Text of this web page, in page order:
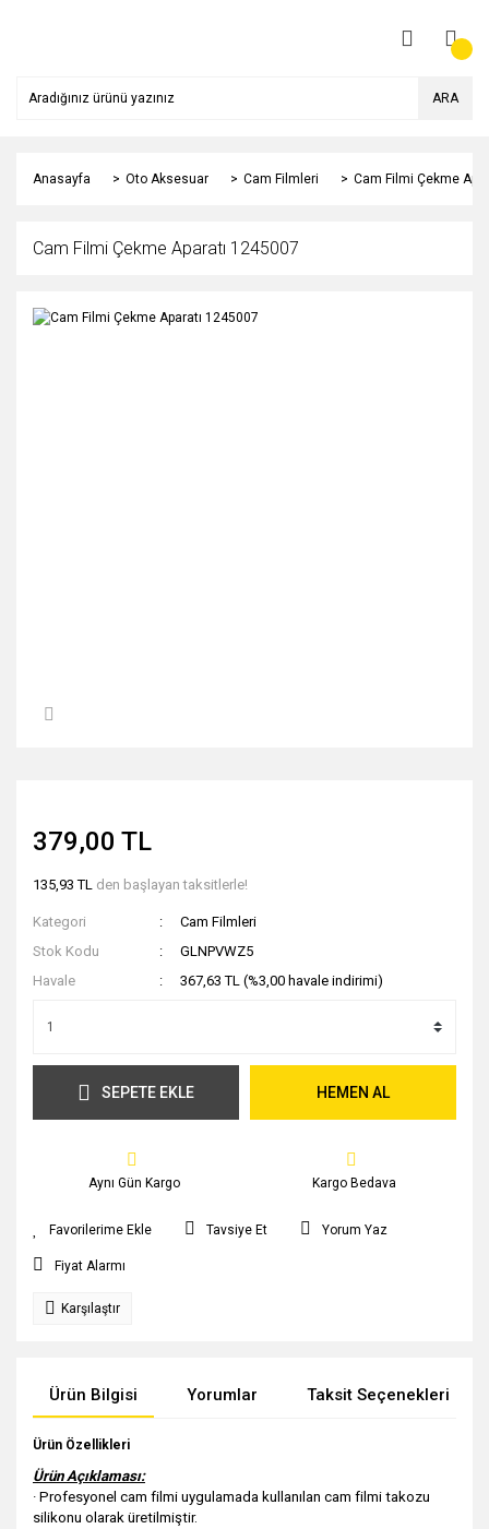
ARA
Anasayfa Oto Aksesuar Cam Filmleri Cam Filmi Çekme
Cam Filmi Çekme Aparatı 1245007
379,00 TL
135,93 TL den başlayan taksitlerle!
Kategori
Cam Filmleri
Stok Kodu
GLNPVWZ5
Havale
367,63 TL (%3,00 havale indirimi)
SEPETE EKLE HEMEN AL
Aynı Gün Kargo Kargo Bedava
Tavsiye Et Yorum Yaz
Fiyat Alarmı
Karşılaştır
Ürün Bilgisi Yorumlar Taksit Seçenekleri
Ürün Özellikleri
Ürün Açıklaması:
· Profesyonel cam filmi uygulamada kullanılan cam filmi takozu
silikonu olarak üretilmiştir.